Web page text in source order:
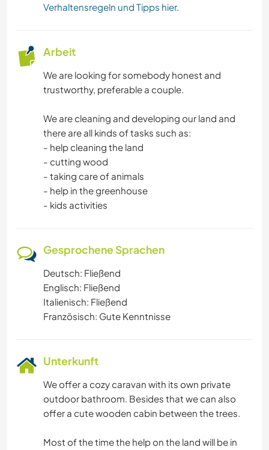
CAMPING
STRAND
Verhaltensregeln und Tipps hier.
Arbeit
We are looking for somebody honest and
trustworthy, preferable a couple.
We are cleaning and developing our land and
there are all kinds of tasks such as:
- help cleaning the land
- cutting wood
- taking care of animals
- help in the greenhouse
- kids activities
Gesprochene Sprachen
Deutsch: Fließend
Englisch: Fließend
Italienisch: Fließend
Französisch: Gute Kenntnisse
Unterkunft
We offer a cozy caravan with its own private
outdoor bathroom. Besides that we can also
offer a cute wooden cabin between the trees.
Most of the time the help on the land will be in